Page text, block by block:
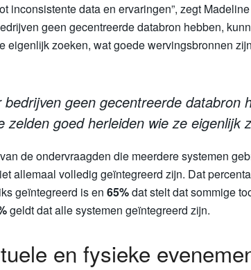
inconsistente data en ervaringen”, zegt
geen gecentreerde databron hebben,
eigenlijk zoeken, wat goede wervingsbronnen
bedrijven geen gecentreerde databron
zelden goed herleiden wie ze eigenlijk
van de ondervraagden die meerdere systemen
allemaal volledig geïntegreerd zijn. Dat
geïntegreerd is en 65%dat stelt dat sommige
geldt dat alle systemen geïntegreerd zijn.
en fysieke